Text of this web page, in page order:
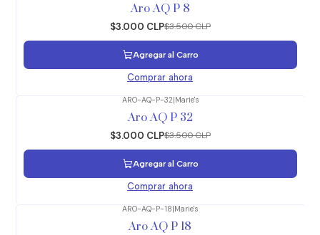
Aro AQ P 8
$3.000 CLP$3.500 CLP
Agregar al Carro
Comprar ahora
ARO-AQ-P-32| Marie's
Aro AQ P 32
$3.000 CLP$3.500 CLP
Agregar al Carro
Comprar ahora
ARO-AQ-P-18 Marie's
Aro AQ P 18